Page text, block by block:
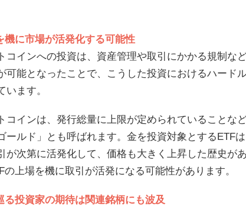
機に市場が活発化する可能性
コインへの投資は、資産管理や取引にかかる規制な
可能となったことで、こうした投資におけるハード
います。
コインは、発行総量に上限が定められていることな
ールド」とも呼ばれます。金を投資対象とするETF
が次第に活発化して、価格も大きく上昇した歴史が
の上場を機に取引が活発になる可能性があります。
る投資家の期待は関連銘柄にも波及